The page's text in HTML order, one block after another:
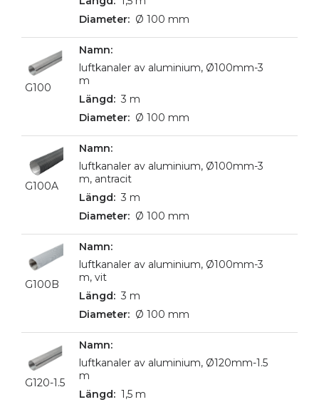
Ø 100 mm
G100
luftkanaler av aluminium, Ø100mm-3
m
3 m
Ø 100 mm
G100A
luftkanaler av aluminium, Ø100mm-3
m, antracit
3 m
Ø 100 mm
G100B
luftkanaler av aluminium, Ø100mm-3
m, vit
3 m
Ø 100 mm
G120-1.5
luftkanaler av aluminium, Ø120mm-1.5
m
1,5 m